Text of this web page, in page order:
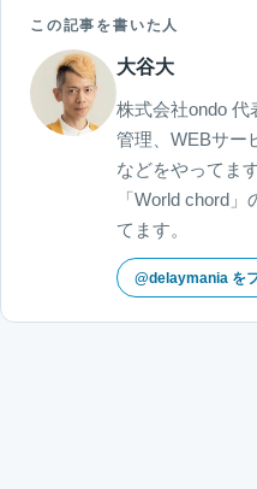
この記事を書いた人
大谷大
株式会社ondo
管理、WEBサー
などをやってま
「World chord
てます。
@delaymania を